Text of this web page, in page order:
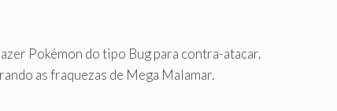
Pokémon do tipo Bug para contra-atacar.
as fraquezas de Mega Malamar.